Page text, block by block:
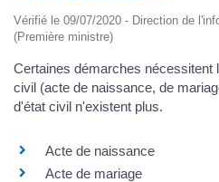
Vérifié le 09/07/2020 - Direction de
(Première ministre)
Certaines démarches nécessitent
civil (acte de naissance, de
d'état civil n'existent plus.
Acte de naissance
Acte de mariage